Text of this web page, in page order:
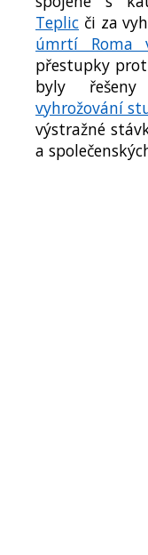
Teplic či za
úmrtí Roma
přestupky
byly
vyhrožování
výstražné
a